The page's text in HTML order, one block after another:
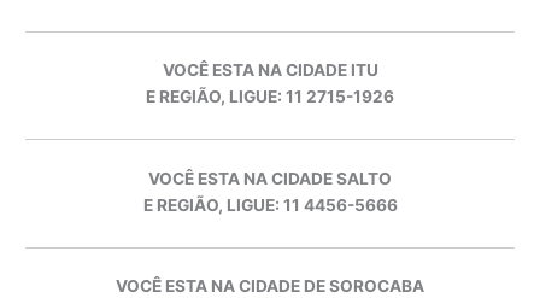
VOCÊ ESTA NA CIDADE ITU
E REGIÃO, LIGUE: 11 2715-1926
VOCÊ ESTA NA CIDADE SALTO
E REGIÃO, LIGUE: 11 4456-5666
VOCÊ ESTA NA CIDADE DE SOROCABA